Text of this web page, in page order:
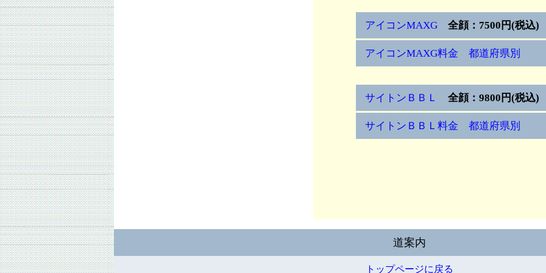
アイコンMAXG 全顔：7500円(税込)
アイコンMAXG料金 都道府県別
サイトンＢＢＬ 全顔：9800円(税込)
サイトンＢＢＬ料金 都道府県別
道案内
トップページに戻る